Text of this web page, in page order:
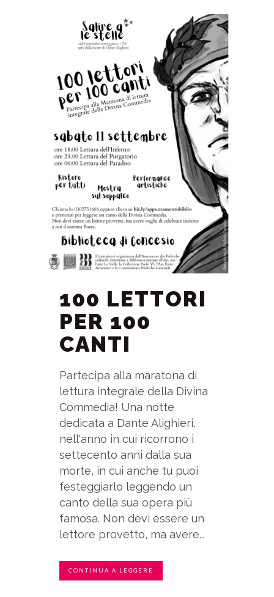
100 LETTORI
PER 100
CANTI
Partecipa alla maratona di
lettura integrale della Divina
Commedia! Una notte
dedicata a Dante Alighieri,
nell'anno in cui ricorrono i
settecento anni dalla sua
morte, in cui anche tu puoi
festeggiarlo leggendo un
canto della sua opera più
famosa. Non devi essere un
lettore provetto, ma avere...
CONTINUA A LEGGERE